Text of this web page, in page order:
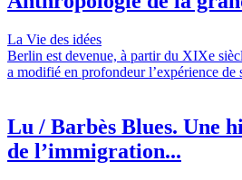
La Vie des idées
Berlin est devenue, à partir du XIXe
a modifié en profondeur l’expérience de
Lu / Barbès Blues. Une
de l’immigration...